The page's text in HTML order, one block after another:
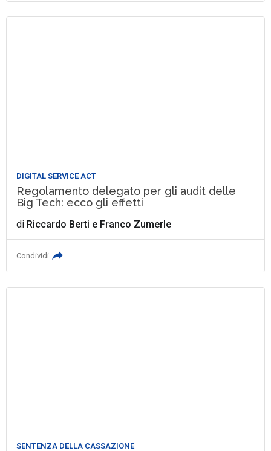
DIGITAL SERVICE ACT
Regolamento delegato per gli audit delle
Big Tech: ecco gli effetti
di Riccardo Berti e Franco Zumerle
Condividi
SENTENZA DELLA CASSAZIONE